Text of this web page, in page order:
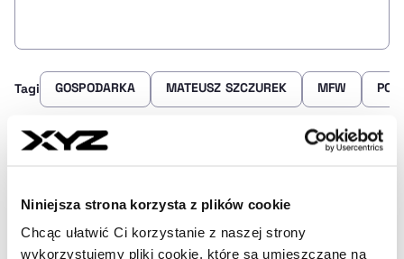
Niniejsza strona korzysta z plików cookie
Chcąc ułatwić Ci korzystanie z naszej strony
wykorzystujemy pliki cookie, które są umieszczane na
Tagi GOSPODARKA MATEUSZ SZCZUREK MFW
Strona główna Na żywo Mateusz Szczurek dyrektorem